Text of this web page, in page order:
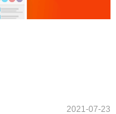
2021-07-23